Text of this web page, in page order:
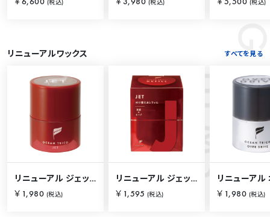
￥6,600 (税込)
￥3,980 (税込)
￥5,500 (税込)
リニューアルワックス すべてを見る
リニューアル ジェット 80g
￥1,980 (税込)
リニューアル ジェット 80g【詰替用】
￥1,595 (税込) ￥1,980 (税込)
O
C
E
A
N
I
T
E
M